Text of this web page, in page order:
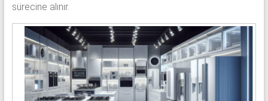
sürecine alınır.